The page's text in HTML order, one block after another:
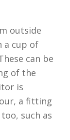
outside
a cup of
can be
of the
is
a fitting
such as